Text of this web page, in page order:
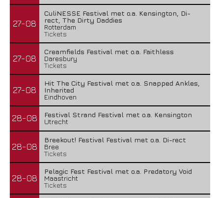
27-08
CuliNESSE Festival met o.a. Kensington, Di-
rect, The Dirty Daddies
Rotterdam
Tickets
27-08
Creamfields Festival met o.a. Faithless
Daresbury
Tickets
27-08
Hit The City Festival met o.a. Snapped Ankles,
Inherited
Eindhoven
28-08
Festival Strand Festival met o.a. Kensington
Utrecht
28-08
Breekout! Festival Festival met o.a. Di-rect
Bree
Tickets
28-08
Pelagic Fest Festival met o.a. Predatory Void
Maastricht
Tickets